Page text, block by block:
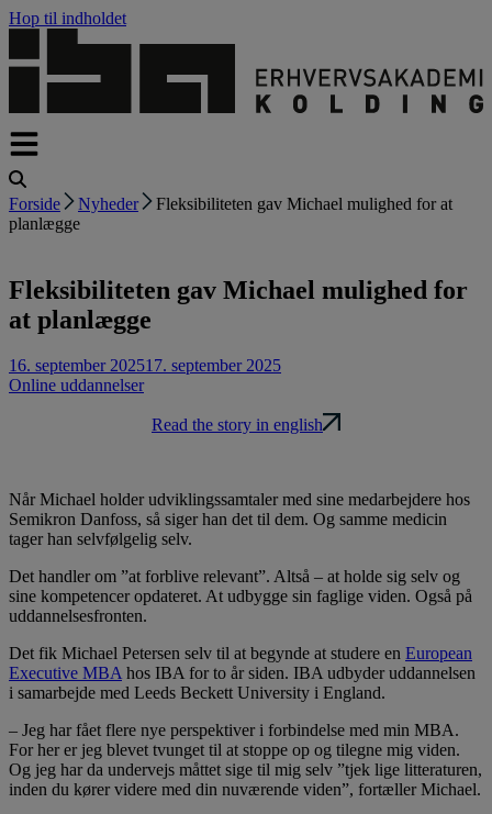
Hop til indholdet
Forside Nyheder
Fleksibiliteten gav Michael mulighed for at
planlægge
Fleksibiliteten gav Michael mulighed for
at planlægge
16. september 202517. september 2025
Online uddannelser
Read the story in english
Når Michael holder udviklingssamtaler med sine medarbejdere hos
Semikron Danfoss, så siger han det til dem. Og samme medicin
tager han selvfølgelig selv.
Det handler om ”at forblive relevant”. Altså – at holde sig selv og
sine kompetencer opdateret. At udbygge sin faglige viden. Også på
uddannelsesfronten.
Det fik Michael Petersen selv til at begynde at studere en European
Executive MBAhos IBA for to år siden. IBA udbyder uddannelsen
i samarbejde med Leeds Beckett University i England.
– Jeg har fået flere nye perspektiver i forbindelse med min MBA.
For her er jeg blevet tvunget til at stoppe op og tilegne mig viden.
Og jeg har da undervejs måttet sige til mig selv ”tjek lige litteraturen,
inden du kører videre med din nuværende viden”, fortæller Michael.